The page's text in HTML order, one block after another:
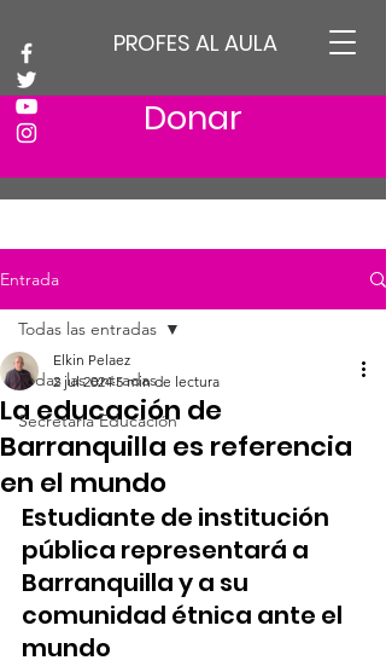
PROFES AL AULA
Donar
Entrada
Todas las entradas
Secretaria Educación
Todas las entradas
La educación de
Barranquilla es referencia
en el mundo
Elkin Pelaez
2 jul 2024 5 min de lectura
Estudiante de institución
pública representará a
Barranquilla y a su
comunidad étnica ante el
mundo